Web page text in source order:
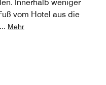
Innerhalb weniger
vom Hotel aus die
... Mehr